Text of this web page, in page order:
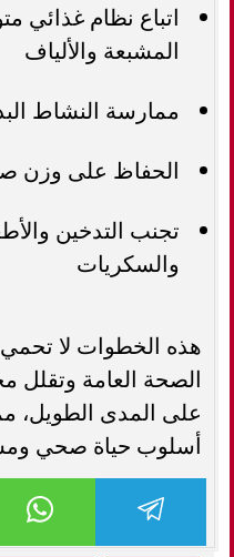
اتباع نظام غذائي
المشبعة والألياف
ممارسة النشاط
الحفاظ على وزن
تجنب التدخين
والسكريات
هذه الخطوات لا
الصحة العامة وتقلل
على المدى الطويل،
أسلوب حياة صحي